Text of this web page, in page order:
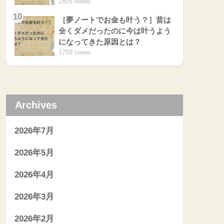
10
［夢ノートでお金も叶う？］昔は
全くダメだったのに今は叶うよう
になってきた原因とは？
1789 views
Archives
2026年7月
2026年5月
2026年4月
2026年3月
2026年2月